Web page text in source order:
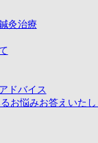
灸治療
ドバイス
お悩みお答えいた